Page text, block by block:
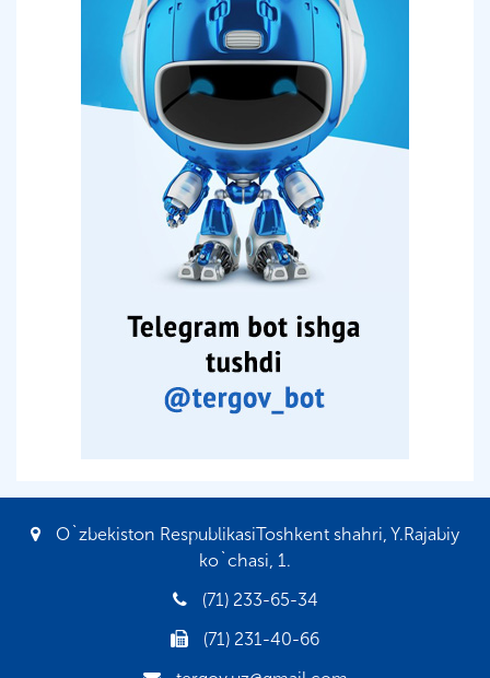
O`zbekiston RespublikasiToshkent shahri, Y.Rajabiy
ko`chasi, 1.
(71) 233-65-34
(71) 231-40-66